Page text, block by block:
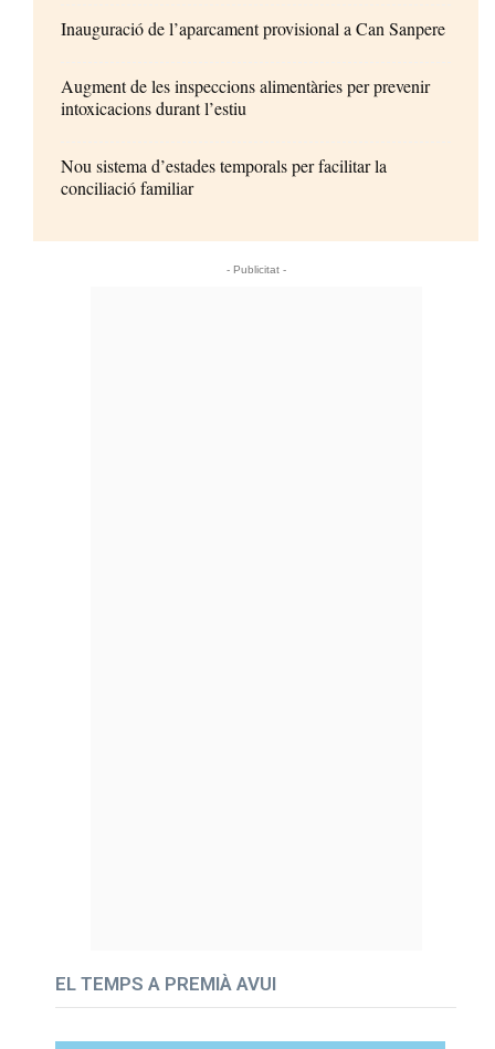
Inauguració de l’aparcament provisional a Can Sanpere
Augment de les inspeccions alimentàries per prevenir
intoxicacions durant l’estiu
Nou sistema d’estades temporals per facilitar la
conciliació familiar
- Publicitat -
EL TEMPS A PREMIÀ AVUI